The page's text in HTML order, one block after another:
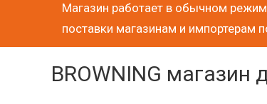
Магазин работает в обычном
поставки магазинам и импортерам
BROWNING магазин